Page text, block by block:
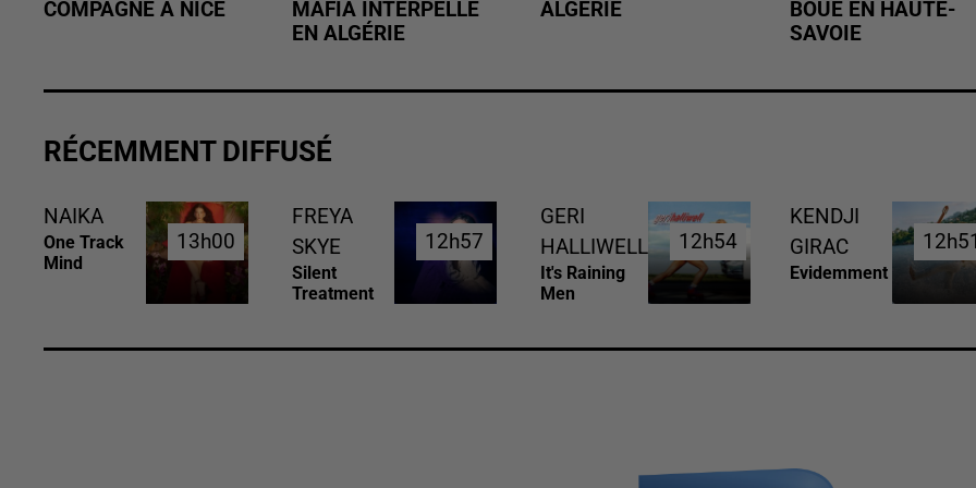
COMPAGNE À NICE
MAFIA INTERPELLÉ
EN ALGÉRIE
ALGÉRIE
BOUE EN HAUTE-
SAVOIE
RÉCEMMENT DIFFUSÉ
NAIKA
One Track
Mind
13h00
13h00
FREYA
SKYE
Silent
Treatment
12h57
12h57
GERI
HALLIWELL
It's Raining
Men
12h54
12h54
KENDJI
GIRAC
Evidemment